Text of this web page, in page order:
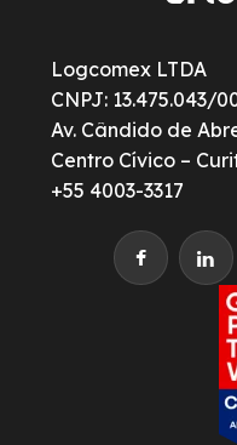
Logcomex LTDA
CNPJ: 13.475.043/
Av. Cândido de
Centro Cívico –
+55 4003-3317